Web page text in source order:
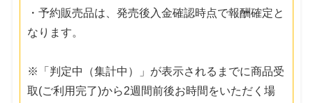
・予約販売品は、発売後入金確認時点で報酬確定と
なります。
※「判定中（集計中）」が表示されるまでに商品受
取(ご利用完了)から2週間前後お時間をいただく場